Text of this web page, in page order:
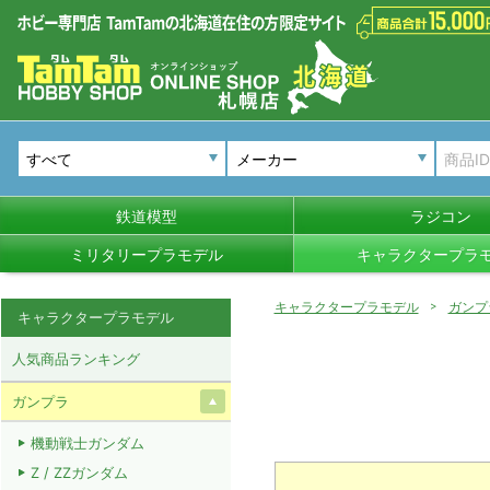
メーカー
鉄道模型 ラジコン
ミリタリープラモデル キャラクタープラ
キャラクタープラモデル ガン
キャラクタープラモデル
人気商品ランキング
ガンプラ
機動戦士ガンダム
Z / ZZガンダム